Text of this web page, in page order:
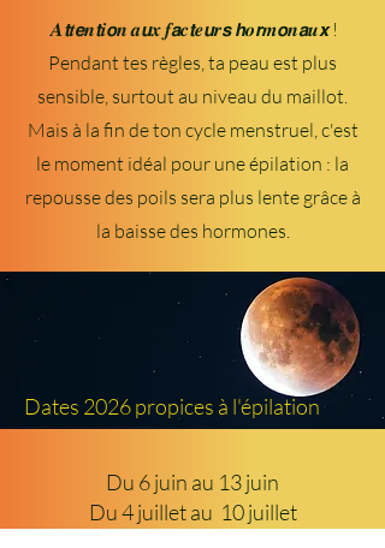
𝑨𝙩𝒕𝙚𝒏𝙩𝒊𝙤𝒏 𝒂𝙪𝒙 𝒇𝙖𝒄𝙩𝒆𝙪𝒓𝙨 𝙝𝒐𝙧𝒎𝙤𝒏𝙖𝒖𝙭 !
Pendant tes règles, ta peau est plus
sensible, surtout au niveau du maillot.
Mais à la fin de ton cycle menstruel, c'est
le moment idéal pour une épilation : la
repousse des poils sera plus lente grâce à
la baisse des hormones.
Dates 2026 propices à l'épilation
Du 6 juin au 13 juin
Du 4 juillet au 10 juillet